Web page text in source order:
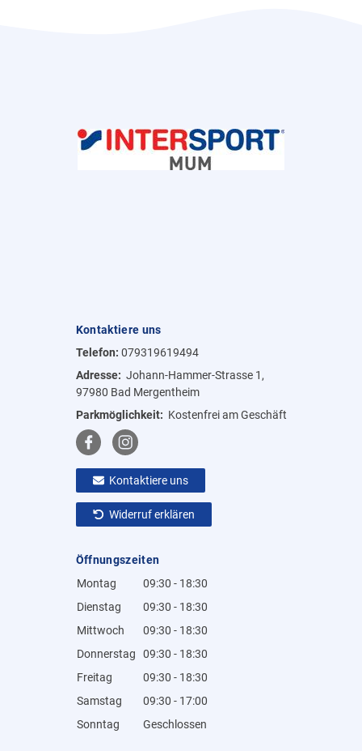
Kontaktiere uns
Telefon: 079319619494
Adresse: Johann-Hammer-Strasse 1,
97980 Bad Mergentheim
Parkmöglichkeit: Kostenfrei am Geschäft
Kontaktiere uns
Widerruf erklären
Öffnungszeiten
Montag
09:30 - 18:30
Dienstag
09:30 - 18:30
Mittwoch
09:30 - 18:30
Donnerstag
09:30 - 18:30
Freitag
09:30 - 18:30
Samstag
09:30 - 17:00
Sonntag
Geschlossen